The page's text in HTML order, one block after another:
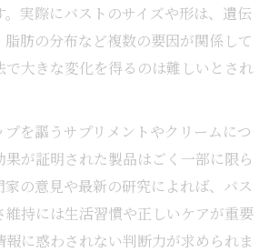
。実際にバストのサイズや形は、遺伝
肪の分布など複数の要因が関係して
で大きな変化を得るのは難しいとされ
プを謳うサプリメントやクリームにつ
が証明された製品はごく一部に限ら
の意見や最新の研究によれば、バス
維持には生活習慣や正しいケアが重要
に惑わされない判断力が求められま